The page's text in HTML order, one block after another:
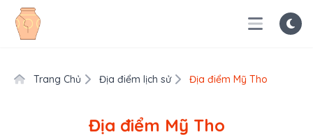
Trang Chủ Địa điểm lịch sử Địa điểm Mỹ Tho
Địa điểm Mỹ Tho